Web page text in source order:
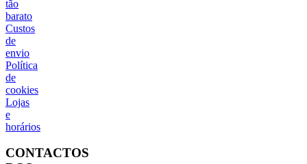
tão
barato
Custos
de
envio
Política
de
cookies
Lojas
e
horários
CONTACTOS